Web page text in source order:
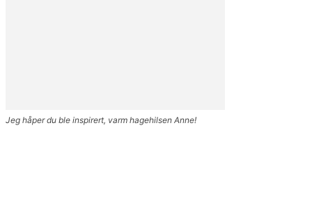
Jeg håper du ble inspirert, varm hagehilsen Anne!